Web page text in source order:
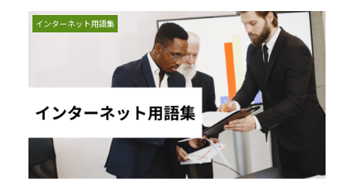
インターネット用語集